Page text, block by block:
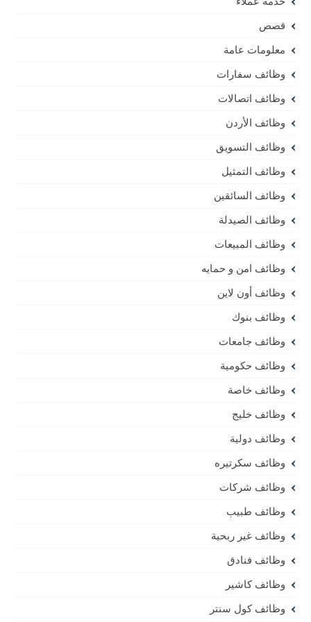
قصص
معلومات عامة
وظائف سفارات
وظائف اتصالات
وظائف الأردن
وظائف التسويق
وظائف التمثيل
وظائف السائقين
وظائف الصيدلة
وظائف المبيعات
وظائف امن و حمايه
وظائف أون لاين
وظائف بنوك
وظائف جامعات
وظائف حكومية
وظائف خاصة
وظائف خليج
وظائف دولية
وظائف سكرتيره
وظائف شركات
وظائف طبيب
وظائف غير ربحية
وظائف فنادق
وظائف كاشير
وظائف كول سنتر